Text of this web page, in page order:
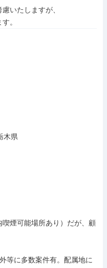
いたしますが、
。
木県
煙可能場所あり）だが、顧
等に多数案件有。配属地に